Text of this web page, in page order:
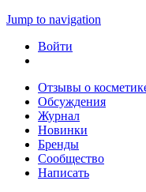
Jump to navigation
Войти
Отзывы о
Обсуждения
Журнал
Новинки
Бренды
Сообщество
Написать